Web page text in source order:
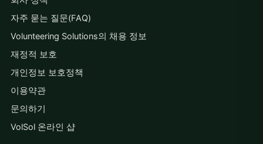
자주 묻는 질문(FAQ)
Volunteering Solutions의 채용 정보
재정적 보호
개인정보 보호정책
이용약관
문의하기
VolSol 온라인 샵